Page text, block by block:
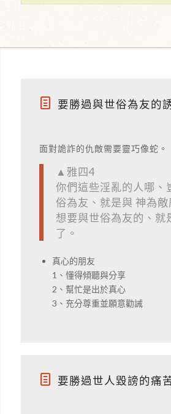
要勝過與世俗為友的
面對詭詐的仇敵需要靈巧像蛇。
▲雅四4
你們這些淫亂的人哪、
俗為友、就是與 神為
想要與世俗為友的、就
了。
真心的朋友
1、懂得傾聽與分享
2、幫忙是出於真心
3、充分尊重並願意勸誡
要勝過世人毀謗的痛